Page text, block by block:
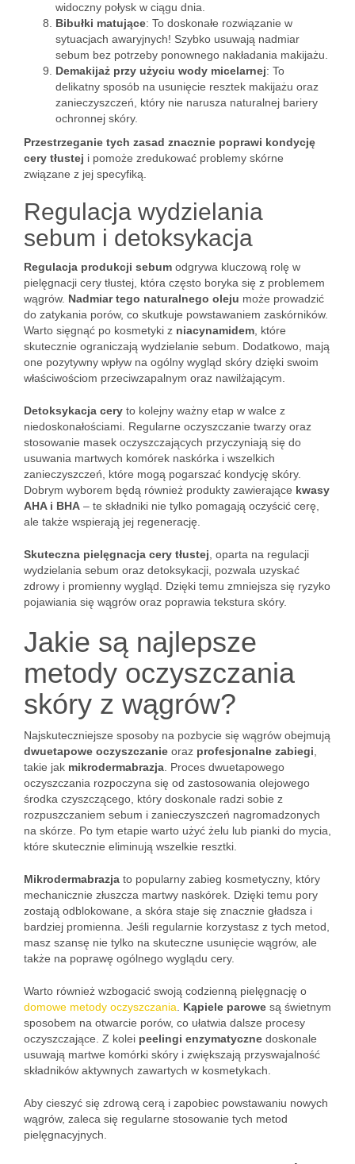
widoczny połysk w ciągu dnia.
Bibułki matujące: To doskonałe rozwiązanie w
sytuacjach awaryjnych! Szybko usuwają nadmiar
sebum bez potrzeby ponownego nakładania makijażu.
Demakijaż przy użyciu wody micelarnej: To
delikatny sposób na usunięcie resztek makijażu oraz
zanieczyszczeń, który nie narusza naturalnej bariery
ochronnej skóry.
Przestrzeganie tych zasad znacznie poprawi kondycję
cery tłustej i pomoże zredukować problemy skórne
związane z jej specyfiką.
Regulacja wydzielania
sebum i detoksykacja
Regulacja produkcji sebum odgrywa kluczową rolę w
pielęgnacji cery tłustej, która często boryka się z problemem
wągrów. Nadmiar tego naturalnego oleju może prowadzić
do zatykania porów, co skutkuje powstawaniem zaskórników.
Warto sięgnąć po kosmetyki z niacynamidem , które
skutecznie ograniczają wydzielanie sebum. Dodatkowo, mają
one pozytywny wpływ na ogólny wygląd skóry dzięki swoim
właściwościom przeciwzapalnym oraz nawilżającym.
Detoksykacja cery to kolejny ważny etap w walce z
niedoskonałościami. Regularne oczyszczanie twarzy oraz
stosowanie masek oczyszczających przyczyniają się do
usuwania martwych komórek naskórka i wszelkich
zanieczyszczeń, które mogą pogarszać kondycję skóry.
Dobrym wyborem będą również produkty zawierające kwasy
AHA i BHA – te składniki nie tylko pomagają oczyścić cerę,
ale także wspierają jej regenerację.
Skuteczna pielęgnacja cery tłustej , oparta na regulacji
wydzielania sebum oraz detoksykacji, pozwala uzyskać
zdrowy i promienny wygląd. Dzięki temu zmniejsza się ryzyko
pojawiania się wągrów oraz poprawia tekstura skóry.
Jakie są najlepsze
metody oczyszczania
skóry z wągrów?
Najskuteczniejsze sposoby na pozbycie się wągrów obejmują
dwuetapowe oczyszczanie oraz profesjonalne zabiegi
takie jak mikrodermabrazja . Proces dwuetapowego
oczyszczania rozpoczyna się od zastosowania olejowego
środka czyszczącego, który doskonale radzi sobie z
rozpuszczaniem sebum i zanieczyszczeń nagromadzonych
na skórze. Po tym etapie warto użyć żelu lub pianki do mycia,
które skutecznie eliminują wszelkie resztki.
Mikrodermabrazja to popularny zabieg kosmetyczny, który
mechanicznie złuszcza martwy naskórek. Dzięki temu pory
zostają odblokowane, a skóra staje się znacznie gładsza i
bardziej promienna. Jeśli regularnie korzystasz z tych metod,
masz szansę nie tylko na skuteczne usunięcie wągrów, ale
także na poprawę ogólnego wyglądu cery.
Warto również wzbogacić swoją codzienną pielęgnację o
domowe metody oczyszczania
Kąpiele parowe są świetnym
sposobem na otwarcie porów, co ułatwia dalsze procesy
oczyszczające. Z kolei peelingi enzymatyczne doskonale
usuwają martwe komórki skóry i zwiększają przyswajalność
składników aktywnych zawartych w kosmetykach.
Aby cieszyć się zdrową cerą i zapobiec powstawaniu nowych
wągrów, zaleca się regularne stosowanie tych metod
pielęgnacyjnych.